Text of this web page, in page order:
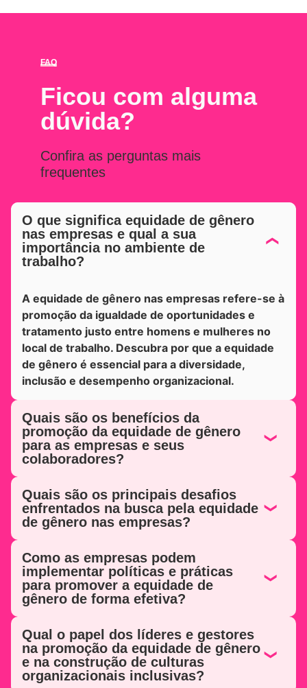
FAQ
Ficou com alguma
dúvida?
Confira as perguntas mais
frequentes
O que significa equidade de gênero
nas empresas e qual a sua
importância no ambiente de
trabalho?
A equidade de gênero nas empresas refere-se à
promoção da igualdade de oportunidades e
tratamento justo entre homens e mulheres no
local de trabalho. Descubra por que a equidade
de gênero é essencial para a diversidade,
inclusão e desempenho organizacional.
Quais são os benefícios da
promoção da equidade de gênero
para as empresas e seus
colaboradores?
Quais são os principais desafios
enfrentados na busca pela equidade
de gênero nas empresas?
Como as empresas podem
implementar políticas e práticas
para promover a equidade de
gênero de forma efetiva?
Qual o papel dos líderes e gestores
na promoção da equidade de gênero
e na construção de culturas
organizacionais inclusivas?